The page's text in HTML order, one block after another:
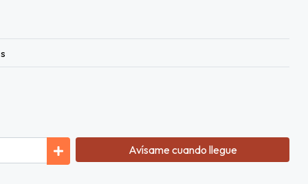
Avísame cuando llegue